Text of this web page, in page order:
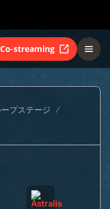
Co-streaming
プステージ